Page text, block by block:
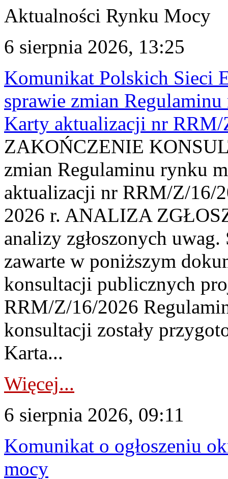
Aktualności Rynku Mocy
6 sierpnia 2026, 13:25
Komunikat Polskich Sieci
sprawie zmian
Karty aktualizacji nr
ZAKOŃCZENIE
zmian Regulaminu rynku
aktualizacji nr RRM/Z/16/
2026 r. ANALIZA
analizy zgłoszonych
zawarte w poniższym
konsultacji publicznych
RRM/Z/16/2026
konsultacji zostały
Karta...
Więcej...
6 sierpnia 2026, 09:11
Komunikat o ogłoszeniu
mocy